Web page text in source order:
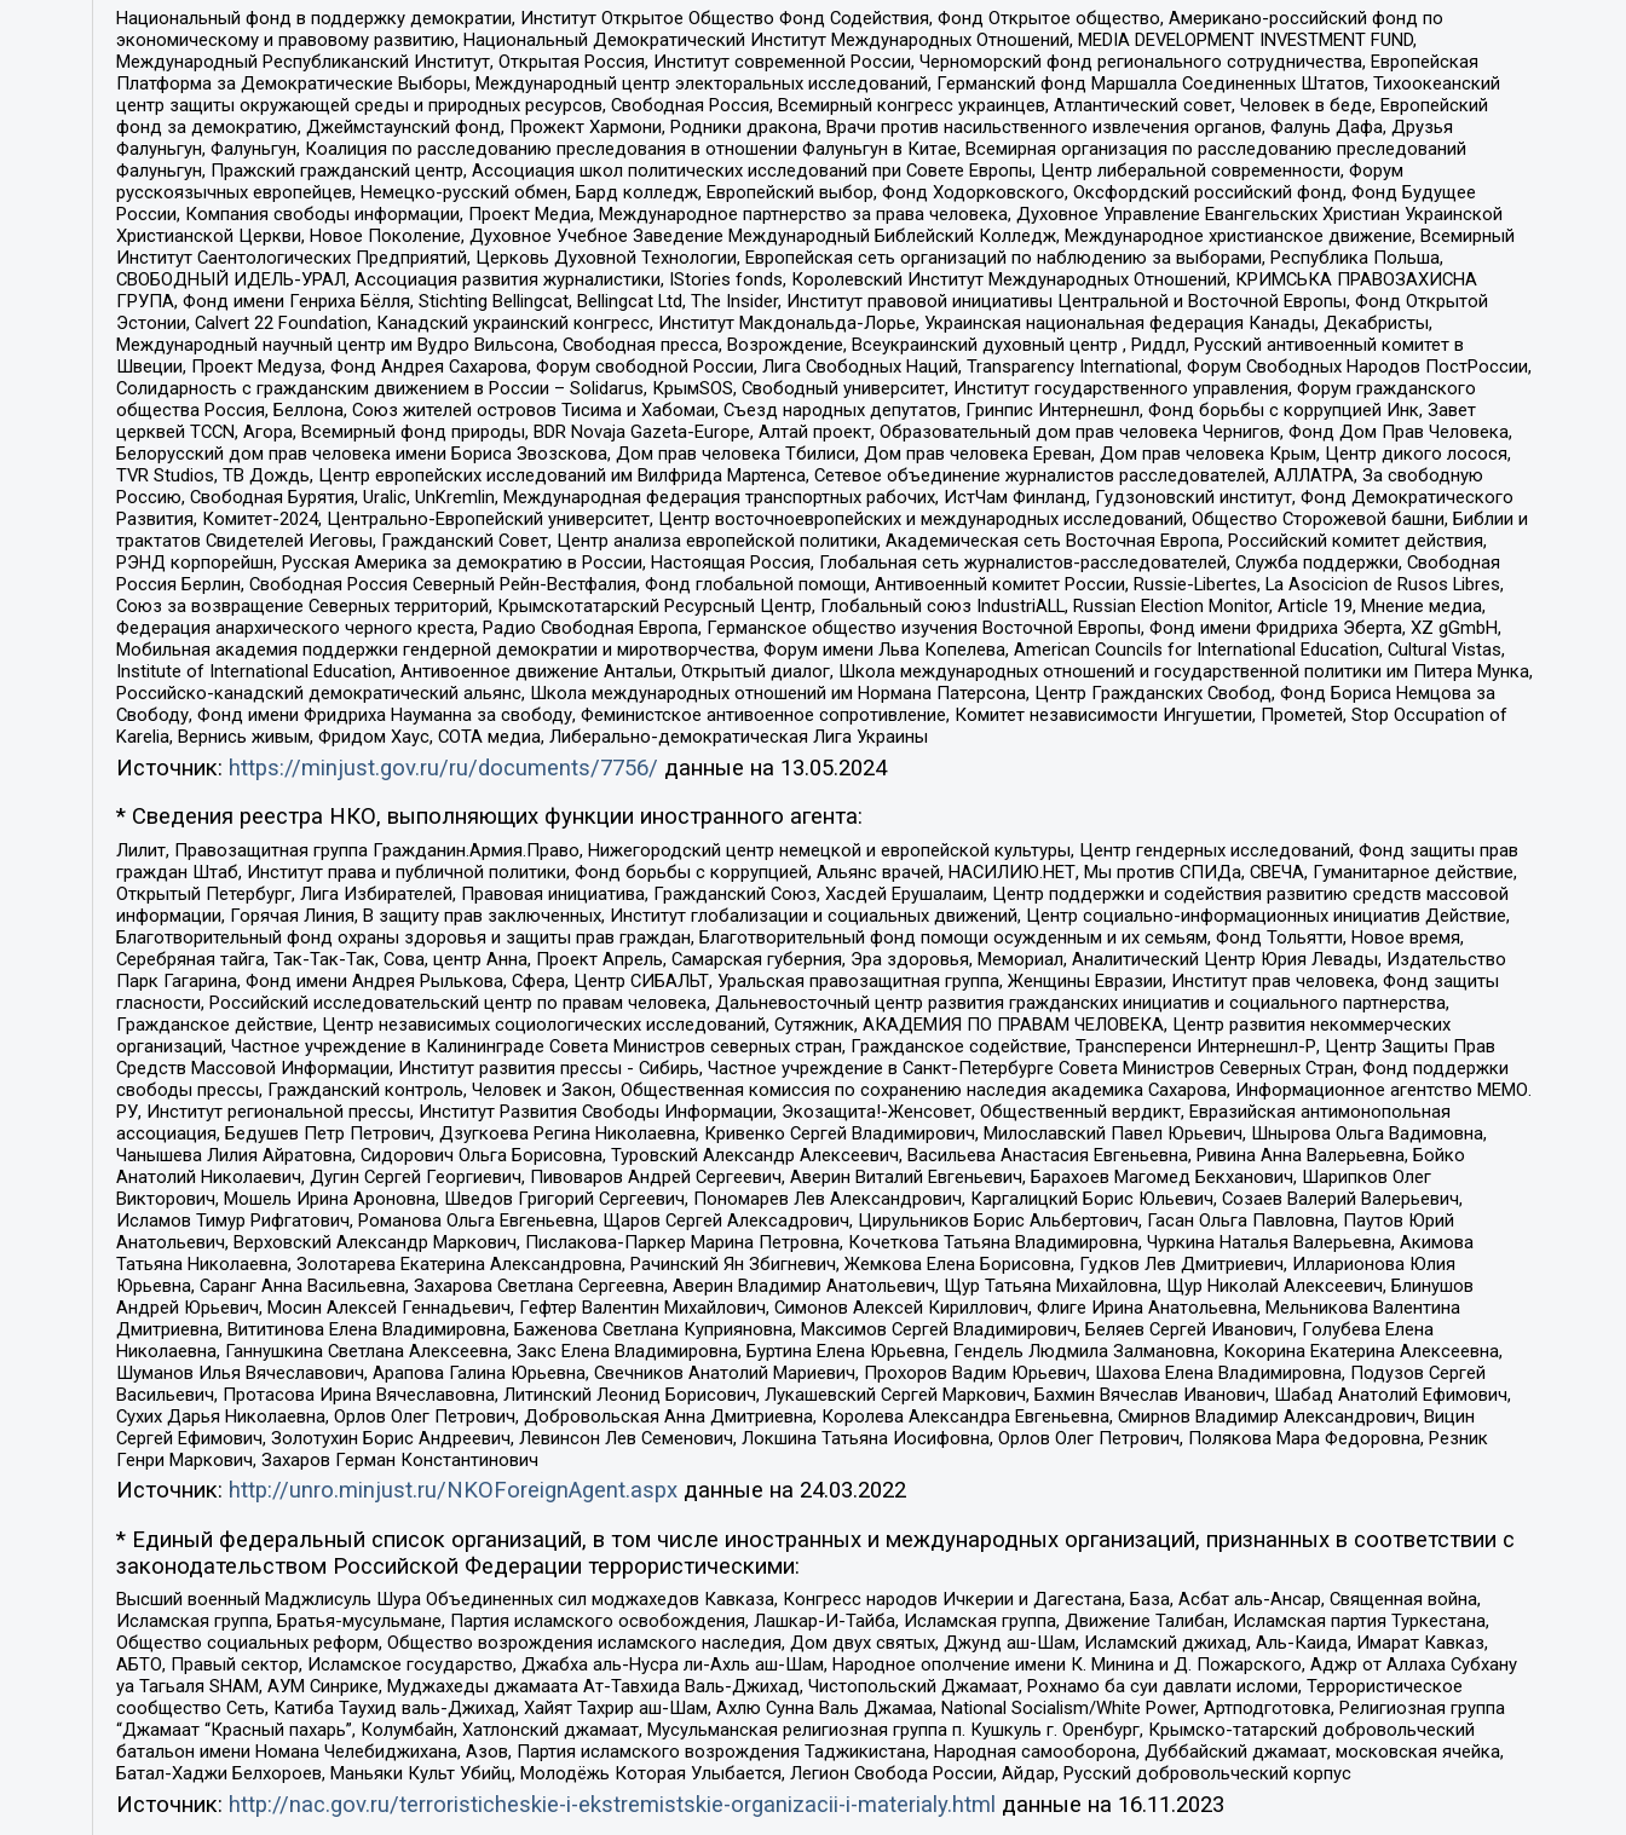
Национальный фонд в поддержку демократии, Институт Открытое Общество Фонд Содействия, Фонд Открытое общество, Американо-российский фонд по
экономическому и правовому развитию, Национальный Демократический Институт Международных Отношений, MEDIA DEVELOPMENT INVESTMENT FUND,
Международный Республиканский Институт, Открытая Россия, Институт современной России, Черноморский фонд регионального сотрудничества, Европейская
Платформа за Демократические Выборы, Международный центр электоральных исследований, Германский фонд Маршалла Соединенных Штатов, Тихоокеанский
центр защиты окружающей среды и природных ресурсов, Свободная Россия, Всемирный конгресс украинцев, Атлантический совет, Человек в беде, Европейский
фонд за демократию, Джеймстаунский фонд, Прожект Хармони, Родники дракона, Врачи против насильственного извлечения органов, Фалунь Дафа, Друзья
Фалуньгун, Фалуньгун, Коалиция по расследованию преследования в отношении Фалуньгун в Китае, Всемирная организация по расследованию преследований
Фалуньгун, Пражский гражданский центр, Ассоциация школ политических исследований при Совете Европы, Центр либеральной современности, Форум
русскоязычных европейцев, Немецко-русский обмен, Бард колледж, Европейский выбор, Фонд Ходорковского, Оксфордский российский фонд, Фонд Будущее
России, Компания свободы информации, Проект Медиа, Международное партнерство за права человека, Духовное Управление Евангельских Христиан Украинской
Христианской Церкви, Новое Поколение, Духовное Учебное Заведение Международный Библейский Колледж, Международное христианское движение, Всемирный
Институт Саентологических Предприятий, Церковь Духовной Технологии, Европейская сеть организаций по наблюдению за выборами, Республика Польша,
СВОБОДНЫЙ ИДЕЛЬ-УРАЛ, Ассоциация развития журналистики, IStories fonds, Королевский Институт Международных Отношений, КРИМСЬКА ПРАВОЗАХИСНА
ГРУПА, Фонд имени Генриха Бёлля, Stichting Bellingcat, Bellingcat Ltd, The Insider, Институт правовой инициативы Центральной и Восточной Европы, Фонд Открытой
Эстонии, Calvert 22 Foundation, Канадский украинский конгресс, Институт Макдональда-Лорье, Украинская национальная федерация Канады, Декабристы,
Международный научный центр им Вудро Вильсона, Свободная пресса, Возрождение, Всеукраинский духовный центр , Риддл, Русский антивоенный комитет в
Швеции, Проект Медуза, Фонд Андрея Сахарова, Форум свободной России, Лига Свободных Наций, Transparеncy International, Форум Свободных Народов ПостРоссии,
Солидарность с гражданским движением в России – Solidarus, КрымSOS, Свободный университет, Институт государственного управления, Форум гражданского
общества Россия, Беллона, Союз жителей островов Тисима и Хабомаи, Съезд народных депутатов, Гринпис Интернешнл, Фонд борьбы с коррупцией Инк, Завет
церквей TCCN, Агора, Всемирный фонд природы, BDR Novaja Gazeta-Europe, Алтай проект, Образовательный дом прав человека Чернигов, Фонд Дом Прав Человека,
Белорусский дом прав человека имени Бориса Звозскова, Дом прав человека Тбилиси, Дом прав человека Ереван, Дом прав человека Крым, Центр дикого лосося,
TVR Studios, ТВ Дождь, Центр европейских исследований им Вилфрида Мартенса, Сетевое объединение журналистов расследователей, АЛЛАТРА, За свободную
Россию, Свободная Бурятия, Uralic, UnKremlin, Международная федерация транспортных рабочих, ИстЧам Финланд, Гудзоновский институт, Фонд Демократического
Развития, Комитет-2024, Центрально-Европейский университет, Центр восточноевропейских и международных исследований, Общество Сторожевой башни, Библии и
трактатов Свидетелей Иеговы, Гражданский Совет, Центр анализа европейской политики, Академическая сеть Восточная Европа, Российский комитет действия,
РЭНД корпорейшн, Русская Америка за демократию в России, Настоящая Россия, Глобальная сеть журналистов-расследователей, Служба поддержки, Свободная
Россия Берлин, Свободная Россия Северный Рейн-Вестфалия, Фонд глобальной помощи, Антивоенный комитет России, Russie-Libertes, La Asocicion de Rusos Libres,
Союз за возвращение Северных территорий, Крымскотатарский Ресурсный Центр, Глобальный союз IndustriALL, Russian Election Monitor, Article 19, Мнение медиа,
Федерация анархического черного креста, Радио Свободная Европа, Германское общество изучения Восточной Европы, Фонд имени Фридриха Эберта, XZ gGmbH,
Мобильная академия поддержки гендерной демократии и миротворчества, Форум имени Льва Копелева, American Councils for International Education, Cultural Vistas,
Institute of International Education, Антивоенное движение Антальи, Открытый диалог, Школа международных отношений и государственной политики им Питера Мунка,
Российско-канадский демократический альянс, Школа международных отношений им Нормана Патерсона, Центр Гражданских Свобод, Фонд Бориса Немцова за
Свободу, Фонд имени Фридриха Науманна за свободу, Феминистское антивоенное сопротивление, Комитет независимости Ингушетии, Прометей, Stop Occupation of
Karelia, Вернись живым, Фридом Хаус, СОТА медиа, Либерально-демократическая Лига Украины
Источник: https://minjust.gov.ru/ru/documents/7756/ данные на 13.05.2024
* Сведения реестра НКО, выполняющих функции иностранного агента:
Лилит, Правозащитная группа Гражданин.Армия.Право, Нижегородский центр немецкой и европейской культуры, Центр гендерных исследований, Фонд защиты прав
граждан Штаб, Институт права и публичной политики, Фонд борьбы с коррупцией, Альянс врачей, НАСИЛИЮ.НЕТ, Мы против СПИДа, СВЕЧА, Гуманитарное действие,
Открытый Петербург, Лига Избирателей, Правовая инициатива, Гражданский Союз, Хасдей Ерушалаим, Центр поддержки и содействия развитию средств массовой
информации, Горячая Линия, В защиту прав заключенных, Институт глобализации и социальных движений, Центр социально-информационных инициатив Действие,
Благотворительный фонд охраны здоровья и защиты прав граждан, Благотворительный фонд помощи осужденным и их семьям, Фонд Тольятти, Новое время,
Серебряная тайга, Так-Так-Так, Сова, центр Анна, Проект Апрель, Самарская губерния, Эра здоровья, Мемориал, Аналитический Центр Юрия Левады, Издательство
Парк Гагарина, Фонд имени Андрея Рылькова, Сфера, Центр СИБАЛЬТ, Уральская правозащитная группа, Женщины Евразии, Институт прав человека, Фонд защиты
гласности, Российский исследовательский центр по правам человека, Дальневосточный центр развития гражданских инициатив и социального партнерства,
Гражданское действие, Центр независимых социологических исследований, Сутяжник, АКАДЕМИЯ ПО ПРАВАМ ЧЕЛОВЕКА, Центр развития некоммерческих
организаций, Частное учреждение в Калининграде Совета Министров северных стран, Гражданское содействие, Трансперенси Интернешнл-Р, Центр Защиты Прав
Средств Массовой Информации, Институт развития прессы - Сибирь, Частное учреждение в Санкт-Петербурге Совета Министров Северных Стран, Фонд поддержки
свободы прессы, Гражданский контроль, Человек и Закон, Общественная комиссия по сохранению наследия академика Сахарова, Информационное агентство МЕМО.
РУ, Институт региональной прессы, Институт Развития Свободы Информации, Экозащита!-Женсовет, Общественный вердикт, Евразийская антимонопольная
ассоциация, Бедушев Петр Петрович, Дзугкоева Регина Николаевна, Кривенко Сергей Владимирович, Милославский Павел Юрьевич, Шнырова Ольга Вадимовна,
Чанышева Лилия Айратовна, Сидорович Ольга Борисовна, Туровский Александр Алексеевич, Васильева Анастасия Евгеньевна, Ривина Анна Валерьевна, Бойко
Анатолий Николаевич, Дугин Сергей Георгиевич, Пивоваров Андрей Сергеевич, Аверин Виталий Евгеньевич, Барахоев Магомед Бекханович, Шарипков Олег
Викторович, Мошель Ирина Ароновна, Шведов Григорий Сергеевич, Пономарев Лев Александрович, Каргалицкий Борис Юльевич, Созаев Валерий Валерьевич,
Исламов Тимур Рифгатович, Романова Ольга Евгеньевна, Щаров Сергей Алексадрович, Цирульников Борис Альбертович, Гасан Ольга Павловна, Паутов Юрий
Анатольевич, Верховский Александр Маркович, Пислакова-Паркер Марина Петровна, Кочеткова Татьяна Владимировна, Чуркина Наталья Валерьевна, Акимова
Татьяна Николаевна, Золотарева Екатерина Александровна, Рачинский Ян Збигневич, Жемкова Елена Борисовна, Гудков Лев Дмитриевич, Илларионова Юлия
Юрьевна, Саранг Анна Васильевна, Захарова Светлана Сергеевна, Аверин Владимир Анатольевич, Щур Татьяна Михайловна, Щур Николай Алексеевич, Блинушов
Андрей Юрьевич, Мосин Алексей Геннадьевич, Гефтер Валентин Михайлович, Симонов Алексей Кириллович, Флиге Ирина Анатольевна, Мельникова Валентина
Дмитриевна, Вититинова Елена Владимировна, Баженова Светлана Куприяновна, Максимов Сергей Владимирович, Беляев Сергей Иванович, Голубева Елена
Николаевна, Ганнушкина Светлана Алексеевна, Закс Елена Владимировна, Буртина Елена Юрьевна, Гендель Людмила Залмановна, Кокорина Екатерина Алексеевна,
Шуманов Илья Вячеславович, Арапова Галина Юрьевна, Свечников Анатолий Мариевич, Прохоров Вадим Юрьевич, Шахова Елена Владимировна, Подузов Сергей
Васильевич, Протасова Ирина Вячеславовна, Литинский Леонид Борисович, Лукашевский Сергей Маркович, Бахмин Вячеслав Иванович, Шабад Анатолий Ефимович,
Сухих Дарья Николаевна, Орлов Олег Петрович, Добровольская Анна Дмитриевна, Королева Александра Евгеньевна, Смирнов Владимир Александрович, Вицин
Сергей Ефимович, Золотухин Борис Андреевич, Левинсон Лев Семенович, Локшина Татьяна Иосифовна, Орлов Олег Петрович, Полякова Мара Федоровна, Резник
Генри Маркович, Захаров Герман Константинович
Источник: http://unro.minjust.ru/NKOForeignAgent.aspxданные на 24.03.2022
* Единый федеральный список организаций, в том числе иностранных и международных организаций, признанных в соответствии с
законодательством Российской Федерации террористическими:
Высший военный Маджлисуль Шура Объединенных сил моджахедов Кавказа, Конгресс народов Ичкерии и Дагестана, База, Асбат аль-Ансар, Священная война,
Исламская группа, Братья-мусульмане, Партия исламского освобождения, Лашкар-И-Тайба, Исламская группа, Движение Талибан, Исламская партия Туркестана,
Общество социальных реформ, Общество возрождения исламского наследия, Дом двух святых, Джунд аш-Шам, Исламский джихад, Аль-Каида, Имарат Кавказ,
АБТО, Правый сектор, Исламское государство, Джабха аль-Нусра ли-Ахль аш-Шам, Народное ополчение имени К. Минина и Д. Пожарского, Аджр от Аллаха Субхану
уа Тагьаля SHAM, АУМ Синрике, Муджахеды джамаата Ат-Тавхида Валь-Джихад, Чистопольский Джамаат, Рохнамо ба суи давлати исломи, Террористическое
сообщество Сеть, Катиба Таухид валь-Джихад, Хайят Тахрир аш-Шам, Ахлю Сунна Валь Джамаа, National Socialism/White Power, Артподготовка, Религиозная группа
“Джамаат “Красный пахарь”, Колумбайн, Хатлонский джамаат, Мусульманская религиозная группа п. Кушкуль г. Оренбург, Крымско-татарский добровольческий
батальон имени Номана Челебиджихана, Азов, Партия исламского возрождения Таджикистана, Народная самооборона, Дуббайский джамаат, московская ячейка,
Батал-Хаджи Белхороев, Маньяки Культ Убийц, Молодёжь Которая Улыбается, Легион Свобода России, Айдар, Русский добровольческий корпус
Источник: http://nac.gov.ru/terroristicheskie-i-ekstremistskie-organizacii-i-materialy.html данные на 16.11.2023